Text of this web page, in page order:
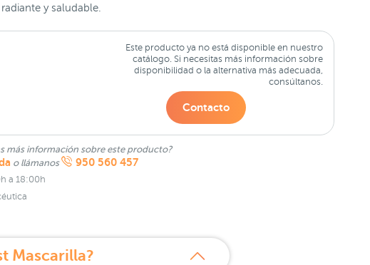
y saludable.
Este producto ya no está disponible en nuestro
catálogo. Si necesitas más información sobre
disponibilidad o la alternativa más adecuada,
consúltanos.
Contacto
más información sobre este producto?
o llámanos 950 560 457
a 18:00h
Mascarilla?